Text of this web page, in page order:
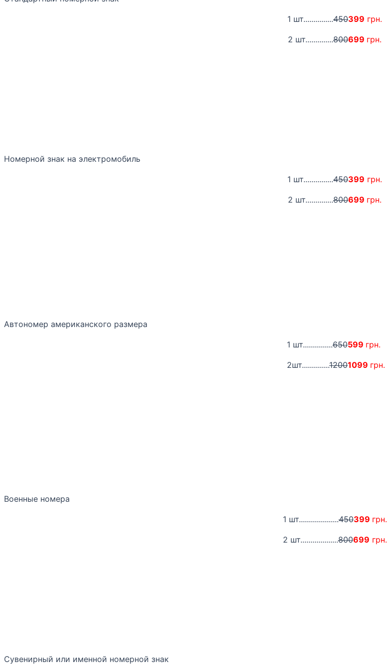
1 шт...............450399 грн.
2 шт..............800699 грн.
Номерной знак на электромобиль
1 шт...............450399 грн.
2 шт..............800699 грн.
Автономер американского размера
1 шт...............650599 грн.
2шт..............12001099 грн.
Военные номера
1 шт....................450399 грн.
2 шт...................800699 грн.
Сувенирный или именной номерной знак